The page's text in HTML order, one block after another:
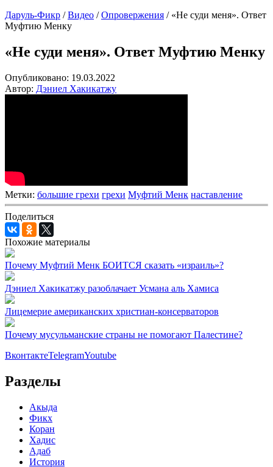
Даруль-Фикр /Видео /Опровержения / «Не суди меня». Ответ
Муфтию Менку
«Не суди меня». Ответ Муфтию Менку
Опубликовано: 19.03.2022
Автор: Дэниел Хакикатжу
Метки: большие грехи грехи Муфтий Менк наставление
Поделиться
Похожие материалы
Почему Муфтий Менк БОИТСЯ сказать «израиль»?
Дэниел Хакикатжу разоблачает Усмана аль Хамиса
Лицемерие американских христиан-консерваторов
Почему мусульманские страны не помогают Палестине?
ВконтактеTelegramYoutube
Разделы
Акыда
Фикх
Коран
Хадис
Адаб
История